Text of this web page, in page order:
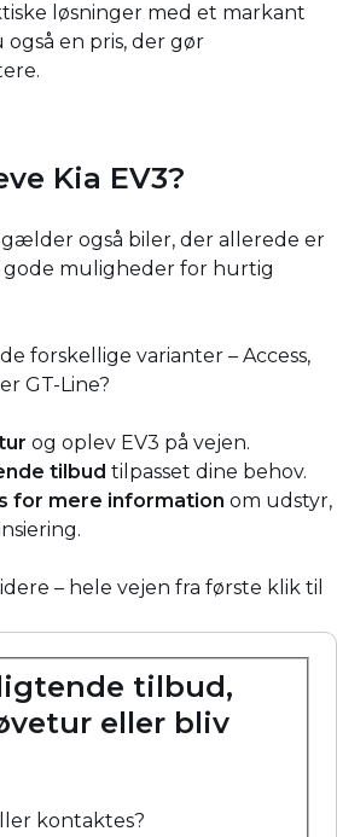
løsninger med et markant
en pris, der gør
Kia EV3?
også biler, der allerede er
gode muligheder for hurtig
forskellige varianter – Access,
GT-Line?
og oplev EV3 på vejen.
tilbud tilpasset dine behov.
for mere information om udstyr,
– hele vejen fra første klik til
tilbud,
eller bliv
kontaktes?